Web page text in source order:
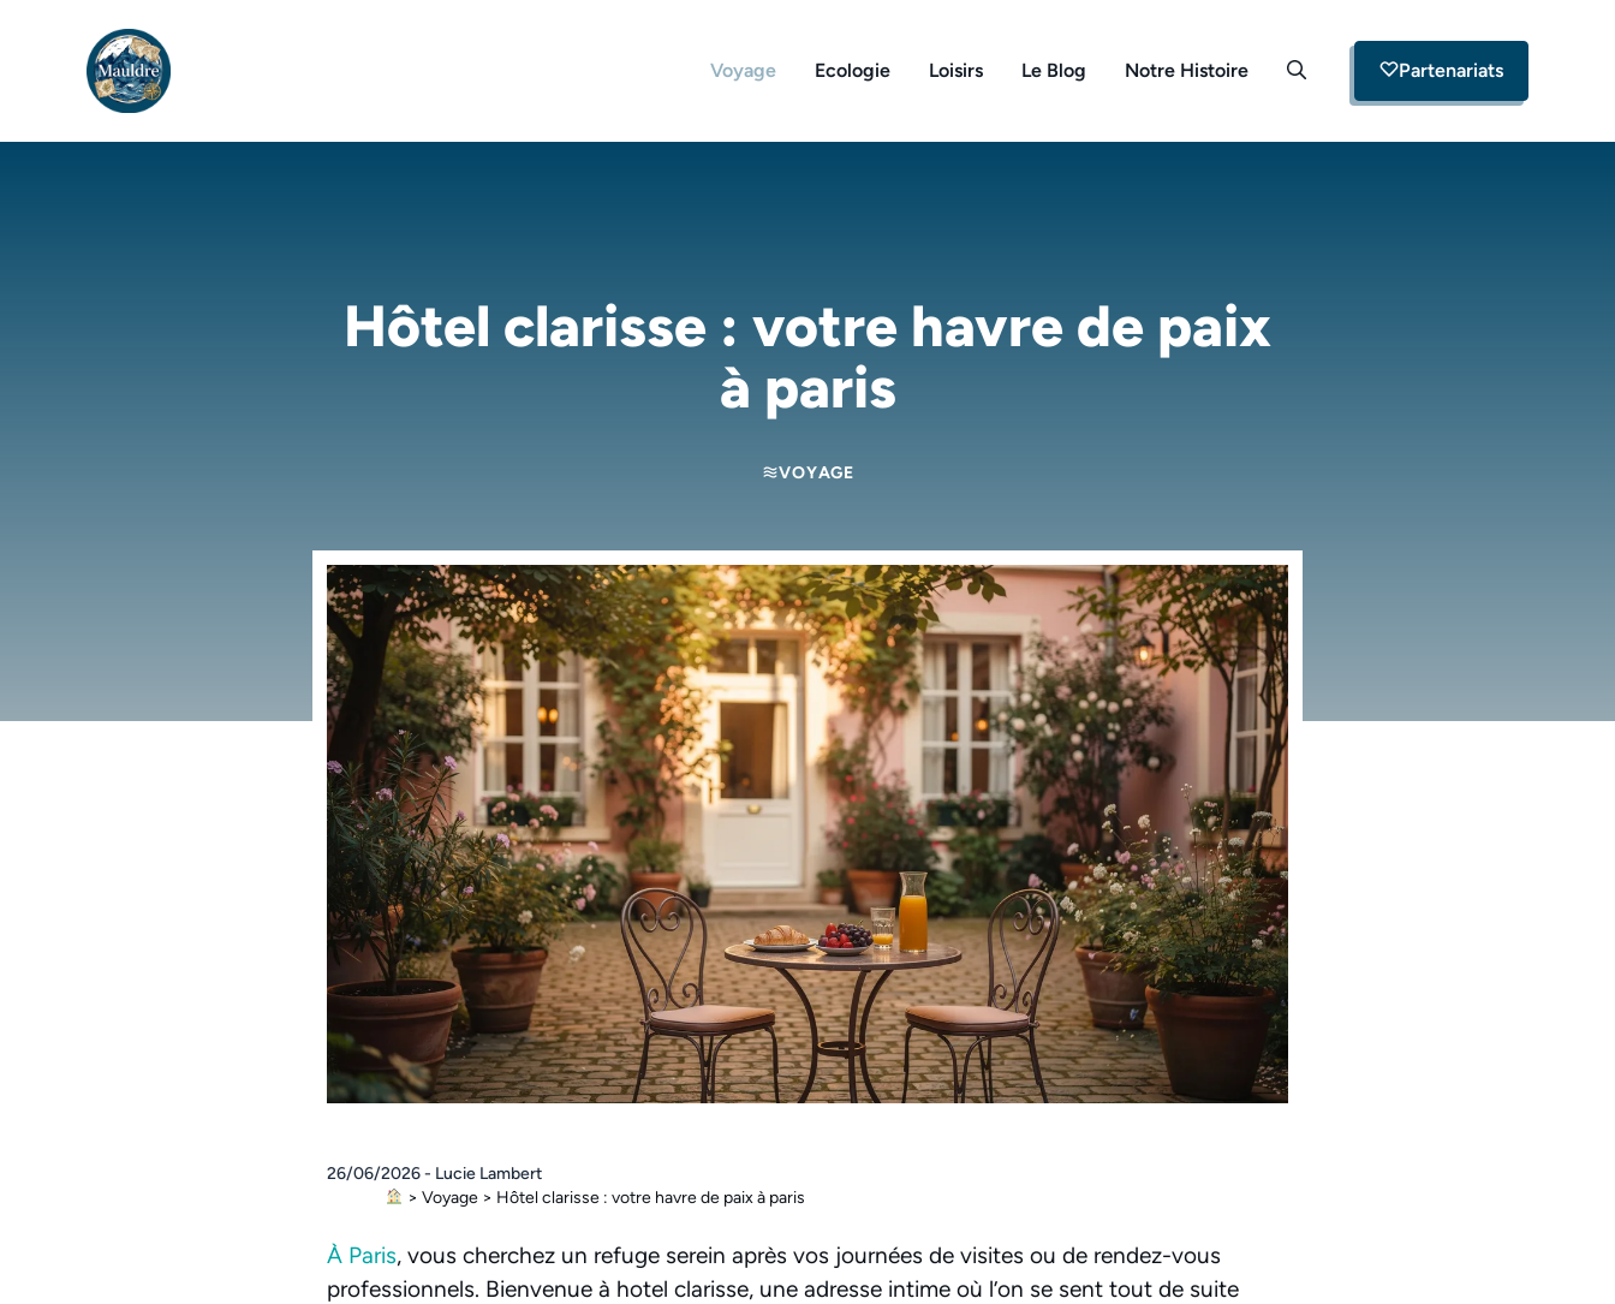
Voyage Ecologie Loisirs Le Blog Notre Histoire Partenariats
Hôtel clarisse : votre havre de paix
à paris
VOYAGE
26/06/2026 - Lucie Lambert
> Voyage> Hôtel clarisse : votre havre de paix à paris
À Paris, vous cherchez un refuge serein après vos journées de visites ou de rendez-vous
professionnels. Bienvenue à hotel clarisse, une adresse intime où l’on se sent tout de suite